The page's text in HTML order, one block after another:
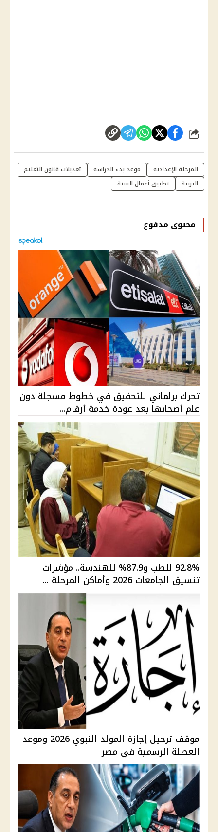
شارك
المرحلة الإعدادية موعد بدء الدراسة
تعديلات قانون التعليم
التربية
تطبيق أعمال السنة
محتوى مدفوع
تحرك برلماني للتحقيق في خطوط مسجلة دون
علم أصحابها بعد عودة خدمة أرقام...
92.8% للطب و87.9% للهندسة.. مؤشرات
تنسيق الجامعات 2026 وأماكن المرحلة ...
موقف ترحيل إجازة المولد النبوي 2026 وموعد
العطلة الرسمية في مصر